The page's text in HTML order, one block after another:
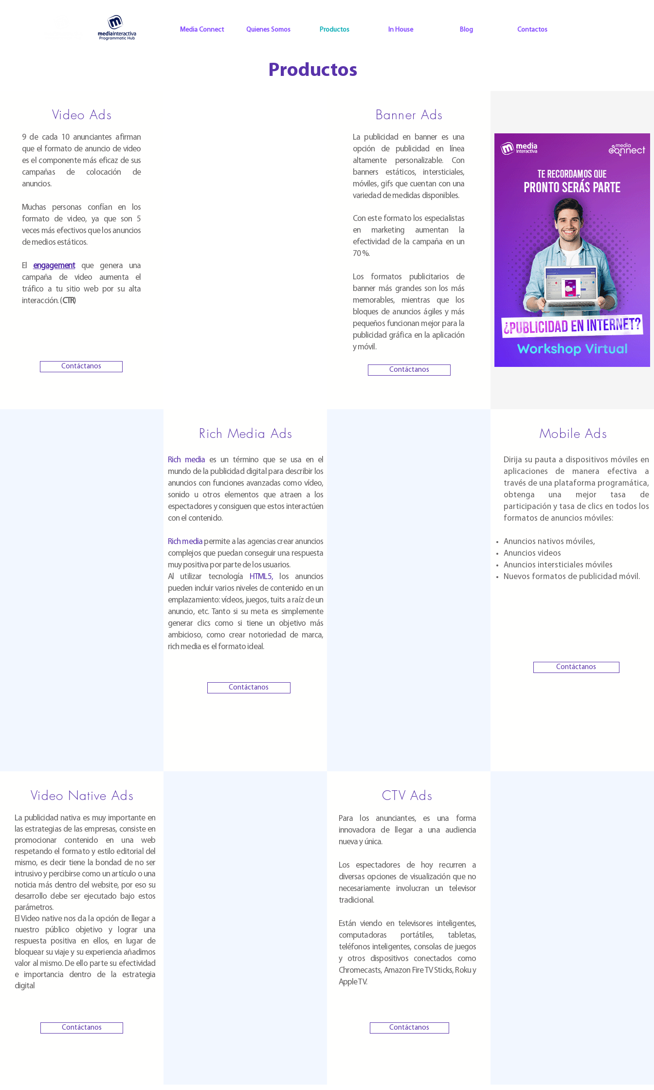
Media Connect Quienes Somos Productos In House Blog Contactos
Productos
Video Ads
9 de cada 10 anunciantes afirman
que el formato de anuncio de video
es el componente más eficaz de sus
campañas de colocación de
anuncios.
Muchas personas confían en los
formato de video, ya que son 5
veces más efectivos que los anuncios
de medios estáticos.
El engagementque genera una
campaña de video aumenta el
tráfico a tu sitio web por su alta
interacción. (CTR)
Contáctanos
Banner Ads
La publicidad en banner es una
opción de publicidad en línea
altamente personalizable. Con
banners estáticos, intersticiales,
móviles, gifs que cuentan con una
variedad de medidas disponibles.
Con este formato los especialistas
en marketing aumentan la
efectividad de la campaña en un
70 %.
Los formatos publicitarios de
banner más grandes son los más
memorables, mientras que los
bloques de anuncios ágiles y más
pequeños funcionan mejor para la
publicidad gráfica en la aplicación
y móvil.
Contáctanos
Rich Media Ads
Rich media es un término que se usa en el
mundo de la publicidad digital para describir los
anuncios con funciones avanzadas como vídeo,
sonido u otros elementos que atraen a los
espectadores y consiguen que estos interactúen
con el contenido.
Rich media permite a las agencias crear anuncios
complejos que puedan conseguir una respuesta
muy positiva por parte de los usuarios.
Al utilizar tecnología
HTML5,los anuncios
pueden incluir varios niveles de contenido en un
emplazamiento: vídeos, juegos, tuits a raíz de un
anuncio, etc. Tanto si su meta es simplemente
generar clics como si tiene un objetivo más
ambicioso, como crear notoriedad de marca,
rich media es el formato ideal.
Contáctanos
Mobile Ads
Dirija su pauta a dispositivos móviles en
aplicaciones de manera efectiva a
través de una plataforma programática,
obtenga una mejor tasa de
participación y tasa de clics en todos los
formatos de anuncios móviles:
Anuncios nativos móviles,
Anuncios videos
Anuncios intersticiales móviles
Nuevos formatos de publicidad móvil.
Contáctanos
Video Native Ads
La publicidad nativa es muy importante en
las estrategias de las empresas, consiste en
promocionar contenido en una web
respetando el formato y estilo editorial del
mismo, es decir tiene la bondad de no ser
intrusivo y percibirse como un artículo o una
noticia más dentro del website, por eso su
desarrollo debe ser ejecutado bajo estos
parámetros.
El Video native nos da la opción de llegar a
nuestro público objetivo y lograr una
respuesta positiva en ellos, en lugar de
bloquear su viaje y su experiencia añadimos
valor al mismo. De ello parte su efectividad
e importancia dentro de la estrategia
digital
Contáctanos
CTV Ads
Para los anunciantes, es una forma
innovadora de llegar a una audiencia
nueva y única.
Los espectadores de hoy recurren a
diversas opciones de visualización que no
necesariamente involucran un televisor
tradicional.
Están viendo en televisores inteligentes,
computadoras portátiles, tabletas,
teléfonos inteligentes, consolas de juegos
y otros dispositivos conectados como
Chromecasts, Amazon Fire TV Sticks, Roku y
Apple TV.
Contáctanos